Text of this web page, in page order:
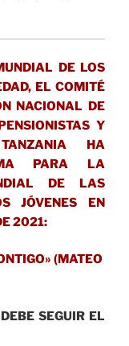
DE LOS
EL COMITÉ
NACIONAL DE
Y
HA
PARA LA
DE LAS
JÓVENES EN
2021:
(MATEO
SEGUIR EL